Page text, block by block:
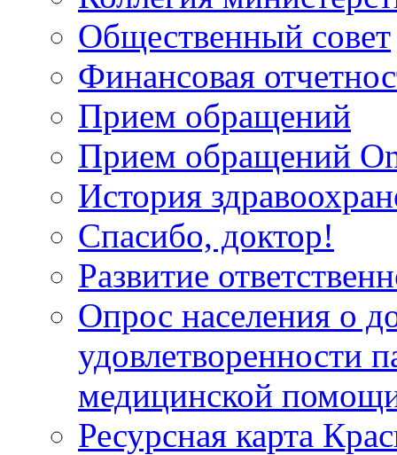
Общественный совет
Финансовая
Прием обращений
Прием обращений
История
Спасибо, доктор!
Развитие
Опрос населения о
удовлетворенности
медицинской
Ресурсная карта